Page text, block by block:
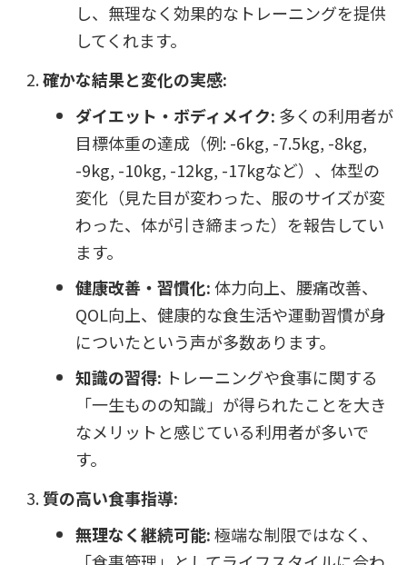
し、無理なく効果的なトレーニングを提供
してくれます。
確かな結果と変化の実感:
ダイエット・ボディメイク: 多くの利用者が
目標体重の達成（例: -6kg, -7.5kg, -8kg,
-9kg, -10kg, -12kg, -17kgなど）、体型の
変化（見た目が変わった、服のサイズが変
わった、体が引き締まった）を報告してい
ます。
健康改善・習慣化:体力向上、腰痛改善、
QOL向上、健康的な食生活や運動習慣が身
についたという声が多数あります。
知識の習得: トレーニングや食事に関する
「一生ものの知識」が得られたことを大き
なメリットと感じている利用者が多いで
す。
質の高い食事指導:
無理なく継続可能:極端な制限ではなく、